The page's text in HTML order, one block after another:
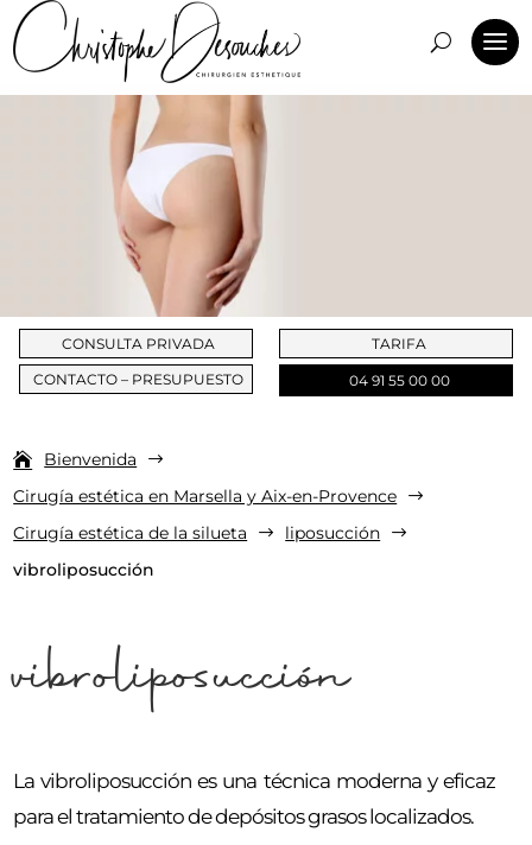
CONSULTA PRIVADA
CONTACTO – PRESUPUESTO
TARIFA
04 91 55 00 00
Bienvenida $
Cirugía estética en Marsella y Aix-en-Provence $
Cirugía estética de la silueta $ liposucción $
vibroliposucción
vibroliposucción
La vibroliposucción es una técnica moderna y eficaz
para el tratamiento de depósitos grasos localizados.